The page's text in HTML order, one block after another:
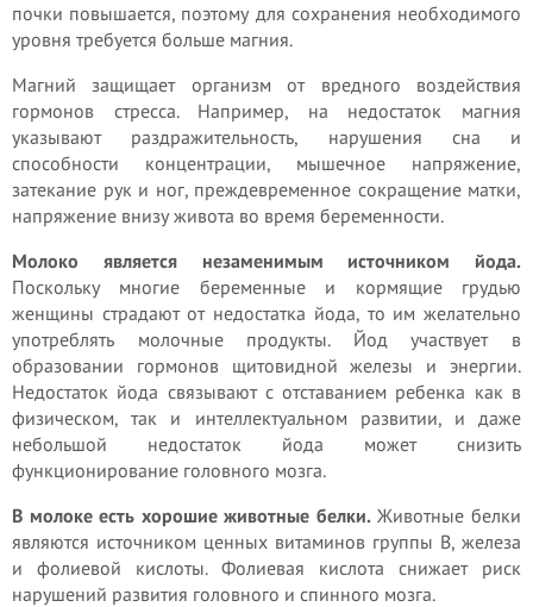
почки повышается, поэтому для сохранения необходимого
уровня требуется больше магния.
Магний защищает организм от вредного воздействия
гормонов стресса. Например, на недостаток магния
указывают раздражительность, нарушения сна и
способности концентрации, мышечное напряжение,
затекание рук и ног, преждевременное сокращение матки,
напряжение внизу живота во время беременности.
Молоко является незаменимым источником йода.
Поскольку многие беременные и кормящие грудью
женщины страдают от недостатка йода, то им желательно
употреблять молочные продукты. Йод участвует в
образовании гормонов щитовидной железы и энергии.
Недостаток йода связывают с отставанием ребенка как в
физическом, так и интеллектуальном развитии, и даже
небольшой недостаток йода может снизить
функционирование головного мозга.
В молоке есть хорошие животные белки.Животные белки
являются источником ценных витаминов группы В, железа
и фолиевой кислоты. Фолиевая кислота снижает риск
нарушений развития головного и спинного мозга.